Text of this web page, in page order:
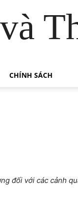
CHÍNH SÁCH
đối với các cảnh